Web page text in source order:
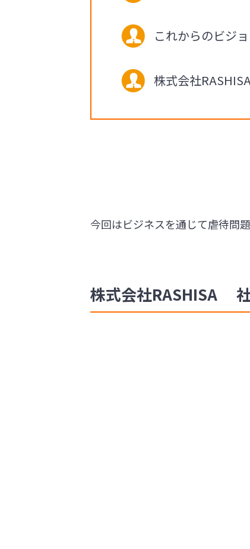
これからのビジ
株式会社
今回はビジネスを通じて虐待問
株式会社RASHISA